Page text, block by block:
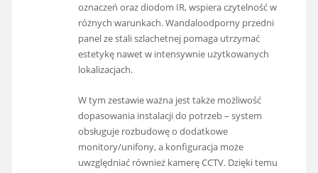
oznaczeń oraz diodom IR, wspiera czytelność w
różnych warunkach. Wandaloodporny przedni
panel ze stali szlachetnej pomaga utrzymać
estetykę nawet w intensywnie użytkowanych
lokalizacjach.
W tym zestawie ważna jest także możliwość
dopasowania instalacji do potrzeb – system
obsługuje rozbudowę o dodatkowe
monitory/unifony, a konfiguracja może
uwzględniać również kamerę CCTV. Dzięki temu